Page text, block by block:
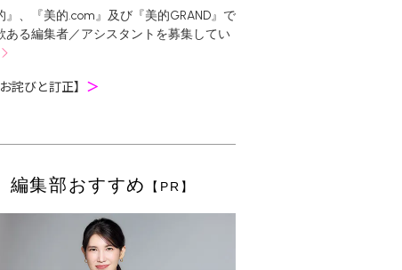
』、『美的.com』及び『美的GRAND』で
ある編集者／アシスタントを募集してい
お詫びと訂正】 ＞
編集部おすすめ 【PR】